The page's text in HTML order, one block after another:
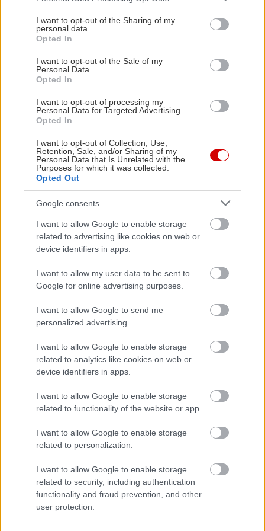
not limited to your visit or usage behaviour. You may click to
grant or deny consent to Google and its third-party tags to
use your data for below specified purposes in below Google
consent section.
I want to opt-out of the Sharing of my
personal data.
Opted In
I want to opt-out of the Sale of my
Personal Data.
Opted In
I want to opt-out of processing my
Personal Data for Targeted Advertising.
Opted In
I want to opt-out of Collection, Use,
Retention, Sale, and/or Sharing of my
Personal Data that Is Unrelated with the
Purposes for which it was collected.
Opted Out
Google consents
I want to allow Google to enable storage
related to advertising like cookies on web or
device identifiers in apps.
I want to allow my user data to be sent to
Google for online advertising purposes.
I want to allow Google to send me
personalized advertising.
I want to allow Google to enable storage
related to analytics like cookies on web or
device identifiers in apps.
I want to allow Google to enable storage
related to functionality of the website or app.
I want to allow Google to enable storage
related to personalization.
I want to allow Google to enable storage
related to security, including authentication
functionality and fraud prevention, and other
user protection.
Μάμμυ: Idra Kayne
Τσαρλς, Φρανκ, Βόρειος & Επιστάτης: Θάνος
Κόνιαρης
Έλλεν: Δάφνη Καμμένου
Σουέλλεν: Ελευθερία Πάλλα
Στο ρόλο της μικρής Μπόνι Μπλού: Νάρια
Αθανασοπούλου / Άνα Τζουλάκη Χριστοδούλου
Ζωντανά επί σκηνής ο μουσικός περφόρμερ
Γιώργος Παλαμιώτης
Ανδρεάδη
Πρωτότυπη διασκευή για το θέατρο: Ιόλη
Πρωτότυπη μουσική σύνθεση: Γιώργος
Συνεργάτις Σκηνογράφος: Μικαέλα Λιακατά
Κοστούμια: Νίκος Χαρλαύτης
Σχεδιασμός Φωτισμών: Στέλλα Κάλτσου
Βοηθοί Σκηνοθέτη: Δάφνη Καμμένου & Κατερίνα
Διεύθυνση Παραγωγής: Έφη Πανουργιά
Επικοινωνία – Γραφείο Τύπου παράστασης: Μαρία
Τσολάκη
Social media – Διαφήμιση: Renegade Media,
Φωτογραφίες: Κική Παπαδοπούλου
Video Trailer: Μιχαήλ Μαυρομούστακος
Συμπαραγωγή: Τεχνηχώρος